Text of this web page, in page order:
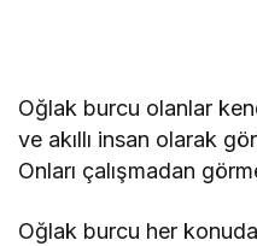
Oğlak burcu olanlar
ve akıllı insan olarak
Onları çalışmadan
Oğlak burcu her